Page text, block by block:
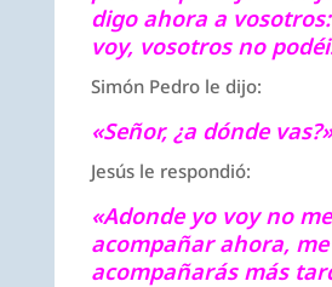
digo ahora a
voy, vosotros no
Simón Pedro le dijo:
«Señor, ¿a dónde vas?»
Jesús le respondió:
«Adonde yo voy no
acompañar ahora, me
acompañarás más